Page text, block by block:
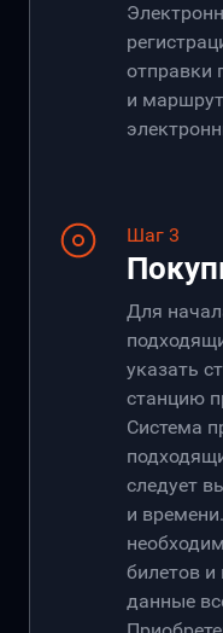
отправки
и
Шаг 3
Для
указать
станцию
Система
следует
и
билетов и
данные